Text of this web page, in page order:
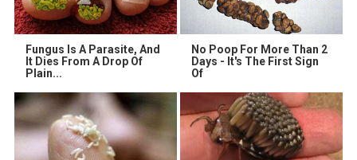
Fungus Is A Parasite, And
It Dies From A Drop Of
Plain...
No Poop For More Than 2
Days - It's The First Sign
Of